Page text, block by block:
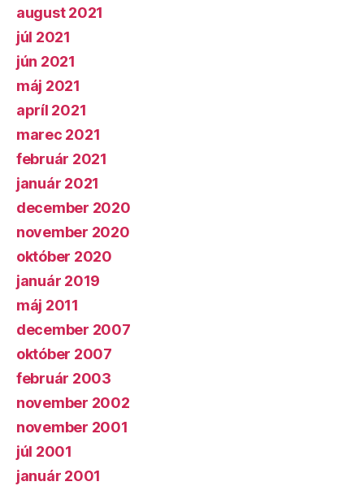
august 2021
júl 2021
jún 2021
máj 2021
apríl 2021
marec 2021
február 2021
január 2021
december 2020
november 2020
október 2020
január 2019
máj 2011
december 2007
október 2007
február 2003
november 2002
november 2001
júl 2001
január 2001